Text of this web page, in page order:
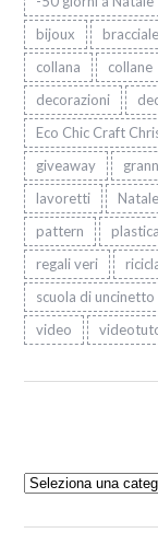
bijoux
collana
collane
decorazioni
Eco Chic Craft
giveaway
lavoretti
Natale
pattern
plastica
regali veri
scuola di uncinetto
video
Argomenti: